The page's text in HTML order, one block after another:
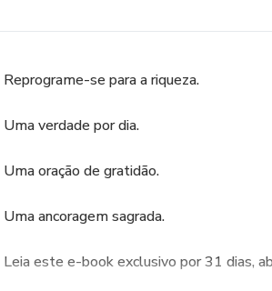
Reprograme-se para a riqueza.
Uma verdade por dia.
Uma oração de gratidão.
Uma ancoragem sagrada.
Leia este e-book exclusivo por 31 dias,